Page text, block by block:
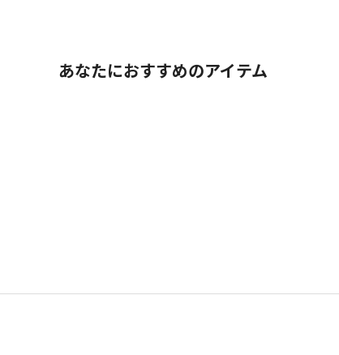
あなたにおすすめのアイテム